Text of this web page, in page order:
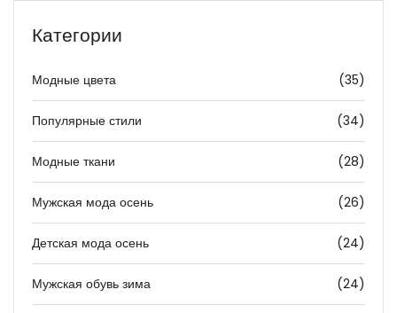
Категории
Модные цвета (35)
Популярные стили (34)
Модные ткани (28)
Мужская мода осень (26)
Детская мода осень (24)
Мужская обувь зима (24)